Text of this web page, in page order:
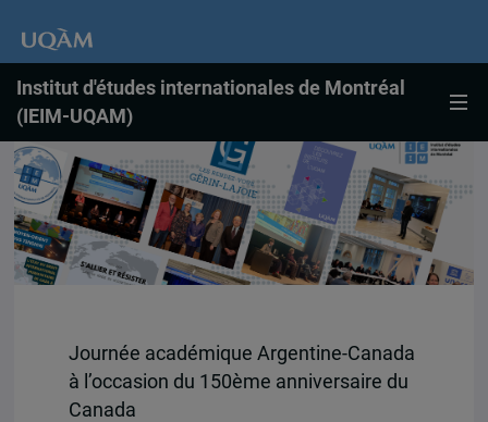
Institut d'études internationales de Montréal
(IEIM-UQAM)
Journée académique Argentine-Canada
à l’occasion du 150ème anniversaire du
Canada